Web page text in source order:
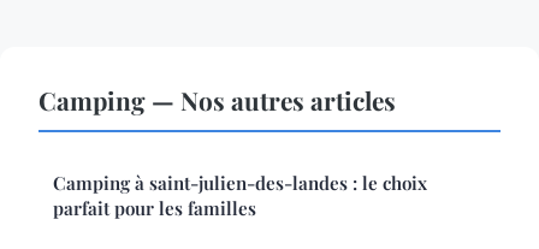
Camping — Nos autres articles
Camping à saint-julien-des-landes : le choix
parfait pour les familles